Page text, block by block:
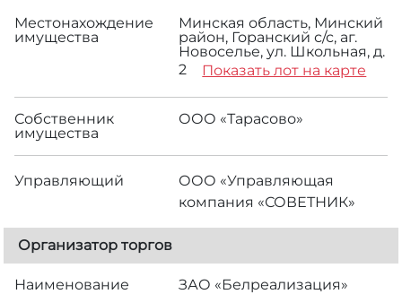
Местонахождение
имущества
Минская область, Минский
район, Горанский с/с, аг.
Новоселье, ул. Школьная, д.
2
Показать лот на карте
Собственник
имущества
ООО «Тарасово»
Управляющий
ООО «Управляющая
компания «СОВЕТНИК»
Организатор торгов
Наименование ЗАО «Белреализация»